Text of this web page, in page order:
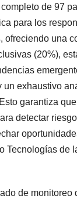
de 97
para los
ofreciendo una
(20%),
un exhaustivo
garantiza
detectar
Tecnologías de
de monitoreo